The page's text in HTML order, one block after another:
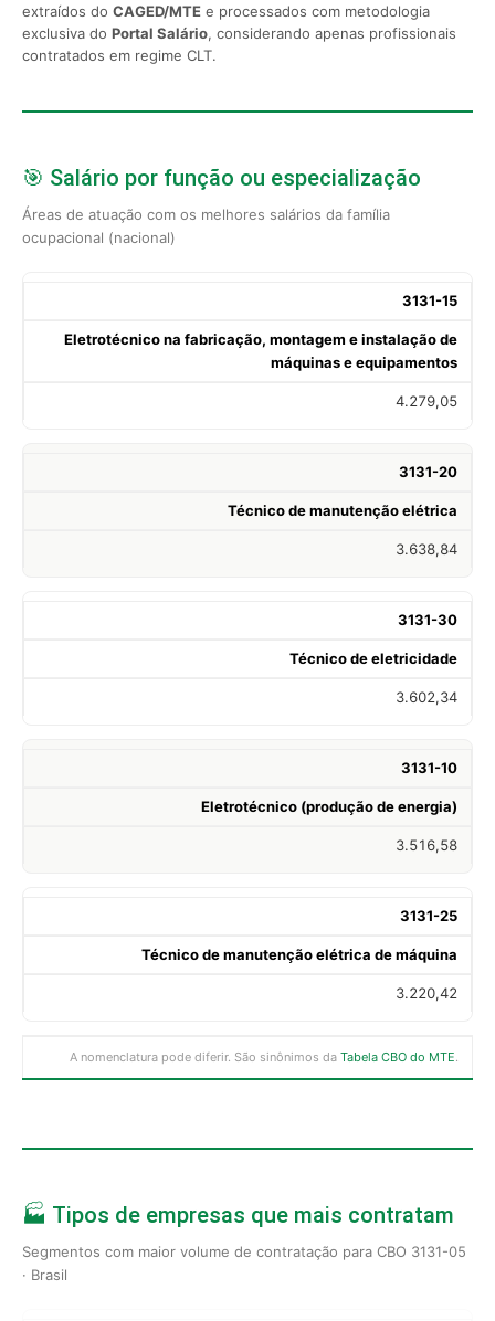
extraídos do CAGED/MTE e processados com metodologia
exclusiva do Portal Salário, considerando apenas profissionais
contratados em regime CLT.
🎯 Salário por função ou especialização
Áreas de atuação com os melhores salários da família
ocupacional (nacional)
3131-15
Eletrotécnico na fabricação, montagem e instalação de
máquinas e equipamentos
4.279,05
3131-20
Técnico de manutenção elétrica
3.638,84
3131-30
Técnico de eletricidade
3.602,34
3131-10
Eletrotécnico (produção de energia)
3.516,58
3131-25
Técnico de manutenção elétrica de máquina
3.220,42
A nomenclatura pode diferir. São sinônimos da Tabela CBO do MTE.
🏭 Tipos de empresas que mais contratam
Segmentos com maior volume de contratação para CBO 3131-05
· Brasil